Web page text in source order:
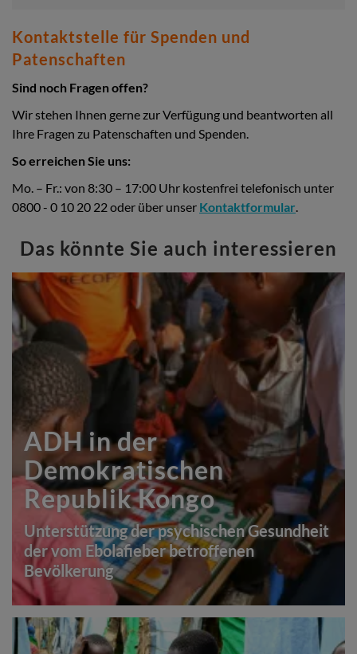
Kontaktstelle für Spenden und
Patenschaften
Sind noch Fragen offen?
Wir stehen Ihnen gerne zur Verfügung und beantworten all
Ihre Fragen zu Patenschaften und Spenden.
So erreichen Sie uns:
Mo. – Fr.: von 8:30 – 17:00 Uhr kostenfrei telefonisch unter
0800 - 0 10 20 22 oder über unser Kontaktformular.
Das könnte Sie auch interessieren
ADH in der
Demokratischen
Republik Kongo
Unterstützung der psychischen Gesundheit
der vom Ebolafieber betroffenen
Bevölkerung